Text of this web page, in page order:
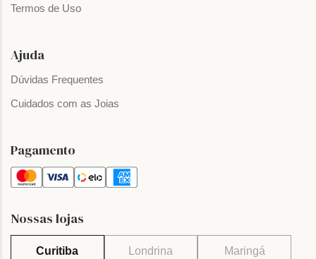
Termos de Uso
Ajuda
Dúvidas Frequentes
Cuidados com as Joias
Pagamento
Nossas lojas
Curitiba Londrina Maringá